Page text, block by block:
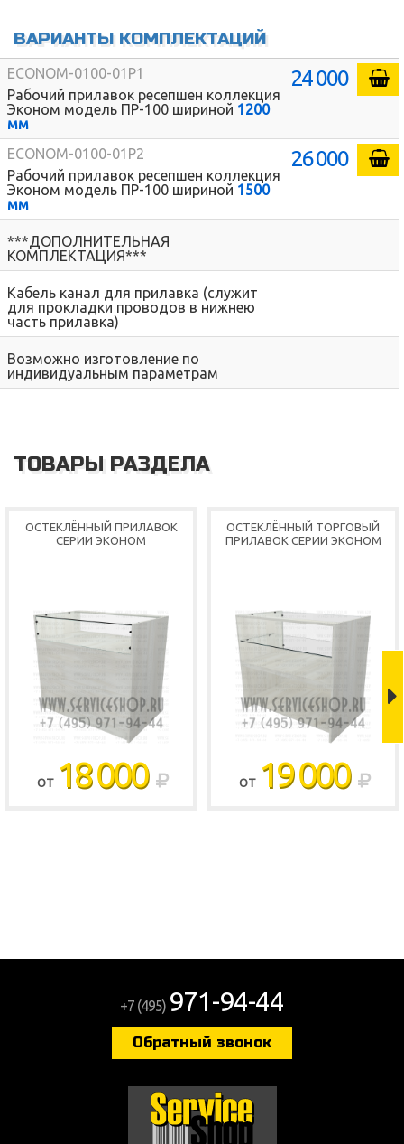
ВАРИАНТЫ КОМПЛЕКТАЦИЙ
ECONOM-0100-01P1
Рабочий прилавок ресепшен коллекция
Эконом модель ПР-100 шириной 1200
мм
24 000
ECONOM-0100-01P2
Рабочий прилавок ресепшен коллекция
Эконом модель ПР-100 шириной 1500
мм
26 000
***ДОПОЛНИТЕЛЬНАЯ
КОМПЛЕКТАЦИЯ***
Кабель канал для прилавка (служит
для прокладки проводов в нижнею
часть прилавка)
Возможно изготовление по
индивидуальным параметрам
ТОВАРЫ РАЗДЕЛА
ОСТЕКЛЁННЫЙ ПРИЛАВОК
СЕРИИ ЭКОНОМ
ОТ 18 000
ОСТЕКЛЁННЫЙ ТОРГОВЫЙ
ПРИЛАВОК СЕРИИ ЭКОНОМ
ОТ 19 000
+7 (495) 971-94-44
Обратный звонок